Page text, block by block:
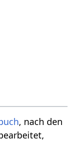
, nach den